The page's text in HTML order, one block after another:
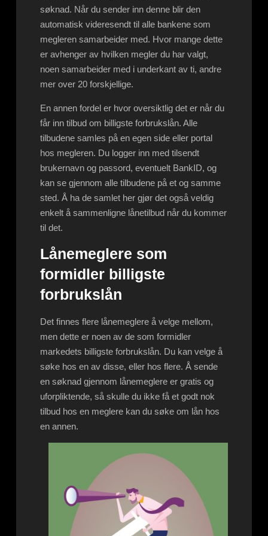
søknad. Når du sender inn denne blir den
automatisk videresendt til alle bankene som
megleren samarbeider med. Hvor mange dette
er avhenger av hvilken megler du har valgt,
noen samarbeider med i underkant av ti, andre
mer over 20 forskjellige.
En annen fordel er hvor oversiktlig det er når du
får inn tilbud om billigste forbrukslån. Alle
tilbudene samles på en egen side eller portal
hos megleren. Du logger inn med tilsendt
brukernavn og passord, eventuelt BankID, og
kan se gjennom alle tilbudene på et og samme
sted. Å ha de samlet her gjør det også veldig
enkelt å sammenligne lånetilbud når du kommer
til det.
Lånemeglere som
formidler billigste
forbrukslån
Det finnes flere lånemeglere å velge mellom,
men dette er noen av de som formidler
markedets billigste forbrukslån. Du kan velge å
søke hos en av disse, eller hos flere. Å sende
en søknad gjennom lånemeglere er gratis og
uforpliktende, så skulle du ikke få et godt nok
tilbud hos en meglere kan du søke om lån hos
en annen.